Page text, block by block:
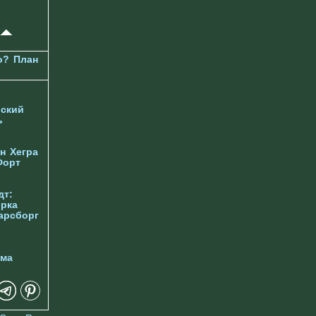
План
Хегра